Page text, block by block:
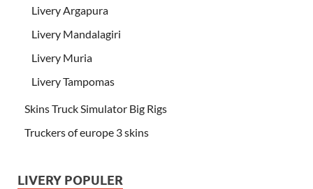
Livery Argapura
Livery Mandalagiri
Livery Muria
Livery Tampomas
Skins Truck Simulator Big Rigs
Truckers of europe 3 skins
LIVERY POPULER